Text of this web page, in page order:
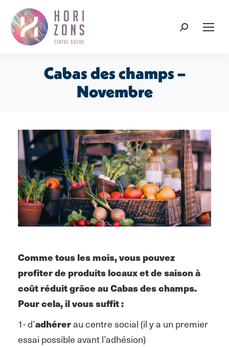
Recherche
Cabas des champs –
Novembre
Comme tous les mois, vous pouvez
profiter de produits locaux et de saison à
coût réduit grâce au Cabas des champs.
Pour cela, il vous suffit :
1- d’adhérerau centre social (il y a un premier
essai possible avant l’adhésion)